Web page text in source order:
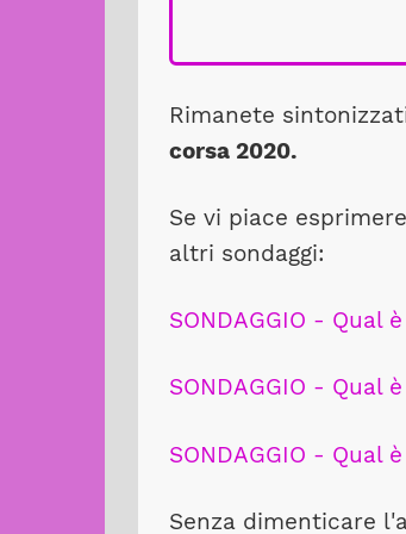
Rimanete
corsa 2020.
Se vi piace
altri sondaggi:
SONDAGGIO -
SONDAGGIO -
SONDAGGIO -
Senza dimenticare